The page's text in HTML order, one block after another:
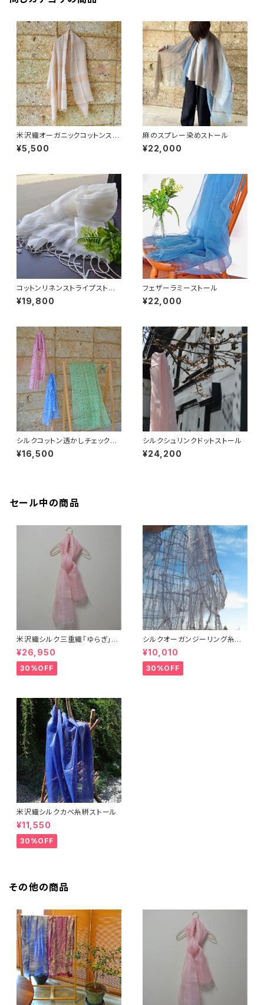
米沢織オーガニックコットンスト
ール
¥5,500
麻のスプレー染めストール
¥22,000
コットンリネンストライプストー
ル
¥19,800
フェザーラミーストール
¥22,000
シルクコットン透かしチェックプ
リントストール-flower-
¥16,500
シルクシュリンクドットストール
¥24,200
セール中の商品
米沢織シルク三重織「ゆらぎ」ス
トール
¥26,950
30%OFF
シルクオーガンジーリング糸チ
ェックストール
¥10,010
30%OFF
米沢織シルクカベ糸絣ストール
¥11,550
30%OFF
その他の商品